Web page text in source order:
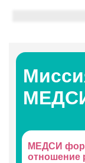
МЕДСИ
отношение